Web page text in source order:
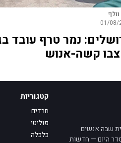
01/08/
נמר טרף עובד
קשה-אנוש
שבה אנשים
היום — חדשות
קטגוריות
חרדים
פוליטי
כלכלה